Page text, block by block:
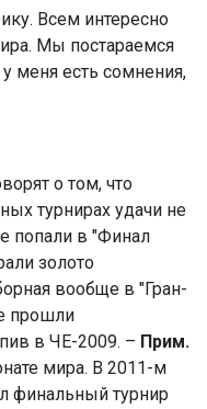
Всем интересно
Мы постараемся
меня есть сомнения,
о том, что
турнирах удачи не
попали в "Финал
золото
вообще в "Гран-
прошли
в ЧЕ-2009. – Прим.
мира. В 2011-м
финальный турнир